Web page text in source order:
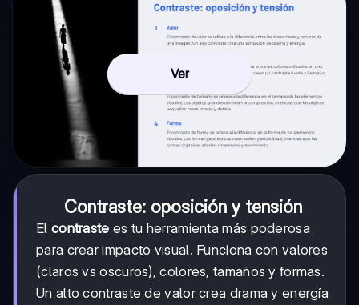
Ver
Contraste: oposición y tensión
El contraste es tu herramienta más poderosa
para crear impacto visual. Funciona con valores
(claros vs oscuros), colores, tamaños y formas.
Un alto contraste de valor crea drama y energía